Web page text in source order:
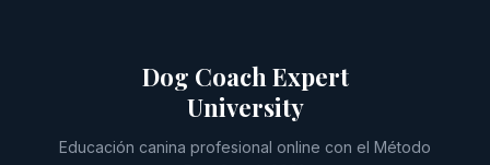
Dog Coach Expert
University
Educación canina profesional online con el Método